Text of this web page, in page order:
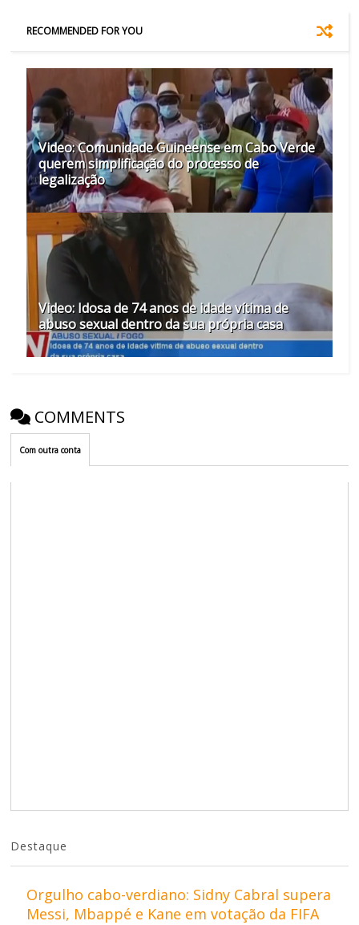
RECOMMENDED FOR YOU
Video: Comunidade Guineense em Cabo Verde
querem simplificação do processo de
legalização
Video: Idosa de 74 anos de idade vítima de
abuso sexual dentro da sua própria casa
COMMENTS
Com outra conta
Destaque
Orgulho cabo-verdiano: Sidny Cabral supera
Messi, Mbappé e Kane em votação da FIFA